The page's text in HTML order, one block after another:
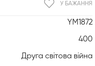
YM1872
400
Друга світова війна
У БАЖАННЯ